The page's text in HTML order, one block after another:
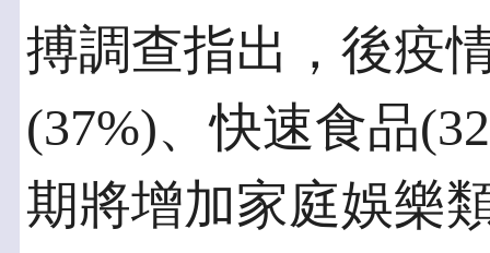
搏調查指出，後疫
(37%)、快速食品
期將增加家庭娛樂